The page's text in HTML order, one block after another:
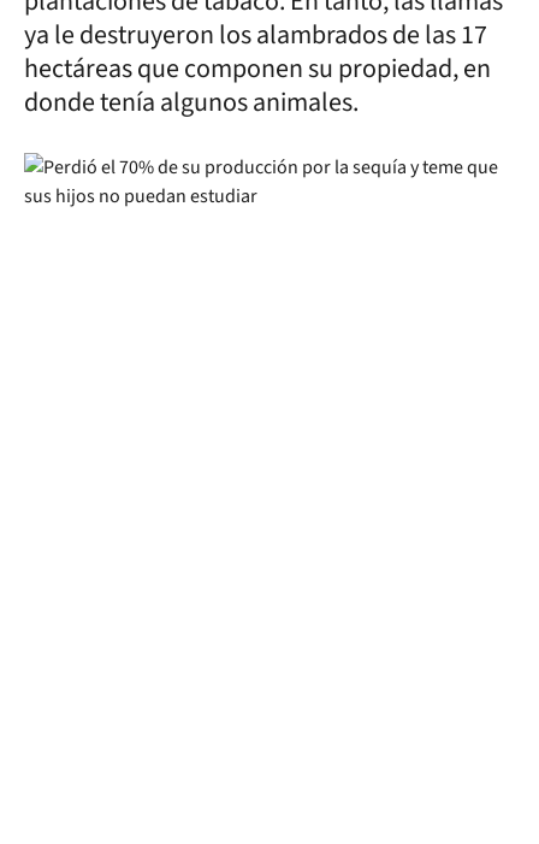
ya le destruyeron los alambrados de las 17
hectáreas que componen su propiedad, en
donde tenía algunos animales.